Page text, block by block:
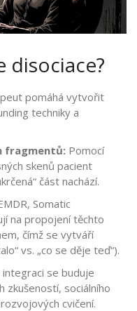
disociace?
pomáhá vytvořit
techniky a
fragmentů: Pomocí
skenů pacient
část nachází.
Somatic
na propojení těchto
čímž se vytváří
vs. „co se děje teď“).
integraci se buduje
zkušeností, sociálního
cvičení.